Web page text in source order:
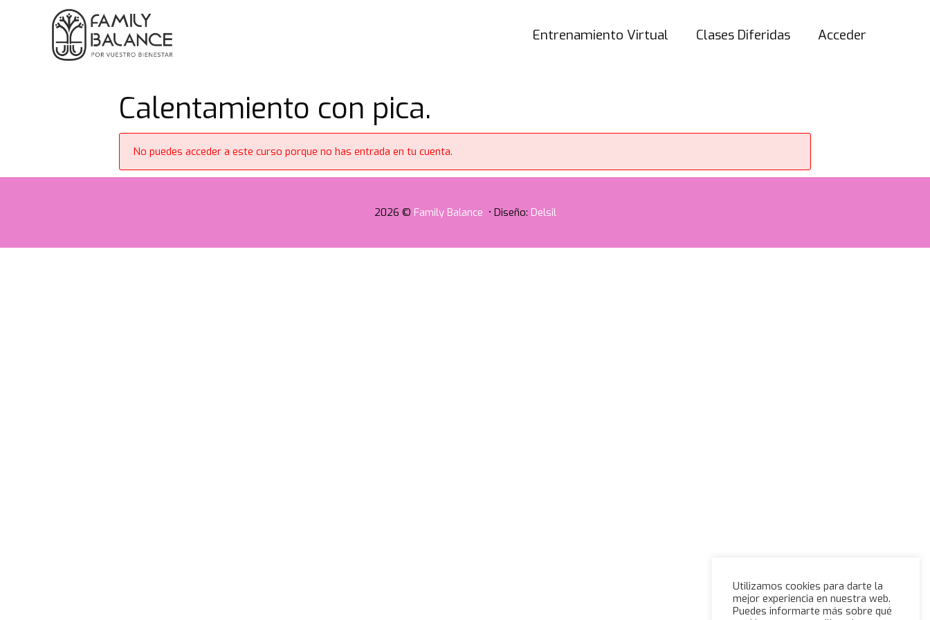
Entrenamiento Virtual Clases Diferidas Acceder
Calentamiento con pica.
No puedes acceder a este curso porque no has entrada en tu cuenta.
2026 © Family Balance • Diseño: Delsil
Utilizamos cookies para darte la
mejor experiencia en nuestra web.
Puedes informarte más sobre qué